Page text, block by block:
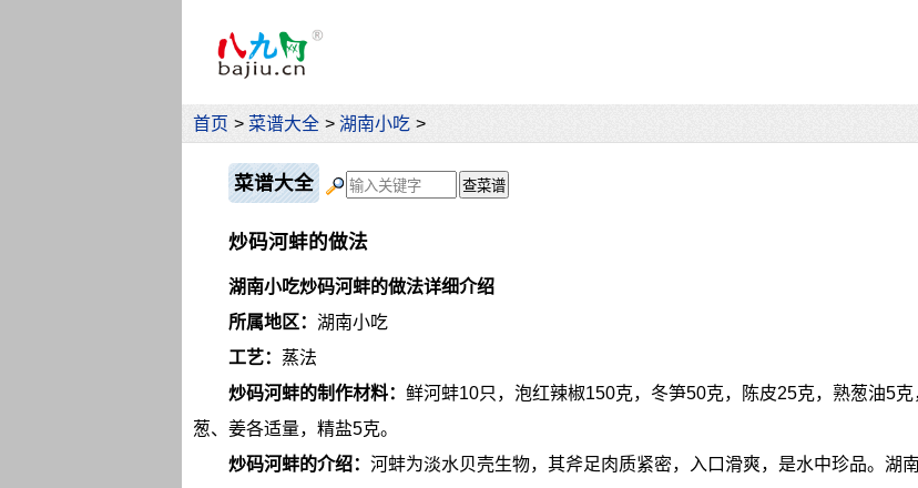
首页 > 菜谱大全 > 湖南小吃 >
菜谱大全
炒码河蚌的做法
湖南小吃炒码河蚌的做法详细介绍
所属地区： 湖南小吃
工艺： 蒸法
炒码河蚌的制作材料： 鲜河蚌10只，泡红辣椒150克，冬笋50克，陈皮25克，熟葱油5克
葱、姜各适量，精盐5克。
炒码河蚌的介绍： 河蚌为淡水贝壳生物，其斧足肉质紧密，入口滑爽，是水中珍品。湖